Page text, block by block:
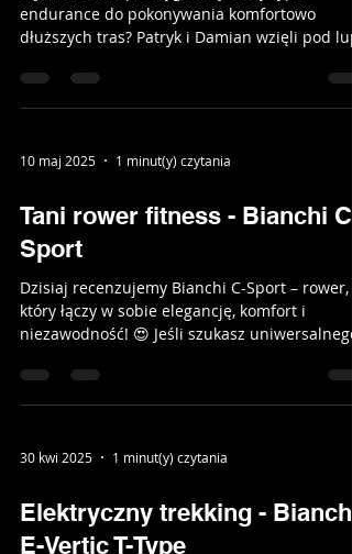
Bianchi Infinito - Szosa z klasą
czy przereklamowana
legenda?
Myślisz o zakupie wygodnej szosy typu
dłuższych tras? Patryk i Damian wzięli pod
model Infinito...
10 maj 2025 1 minut(y) czytania
Tani rower fitness - Bianchi C-
Sport
Dzisiaj recenzujemy Bianchi C-Sport – rower,
niezawodność! 😍 Jeśli szukasz